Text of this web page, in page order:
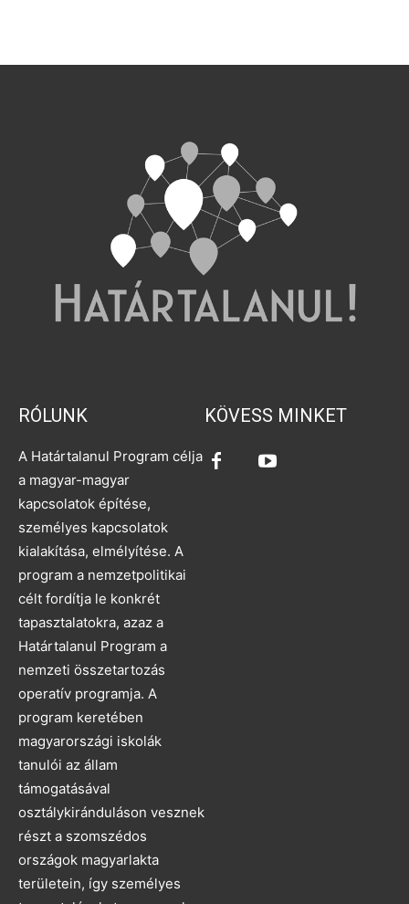
RÓLUNK
A Határtalanul Program célja
a magyar-magyar
kapcsolatok építése,
személyes kapcsolatok
kialakítása, elmélyítése. A
program a nemzetpolitikai
célt fordítja le konkrét
tapasztalatokra, azaz a
Határtalanul Program a
nemzeti összetartozás
operatív programja. A
program keretében
magyarországi iskolák
tanulói az állam
támogatásával
osztálykiránduláson vesznek
részt a szomszédos
országok magyarlakta
területein, így személyes
KÖVESS MINKET